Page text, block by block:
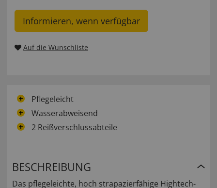
Informieren, wenn verfügbar
Auf die Wunschliste
Pflegeleicht
Wasserabweisend
2 Reißverschlussabteile
BESCHREIBUNG
Das pflegeleichte, hoch strapazierfähige Hightech-